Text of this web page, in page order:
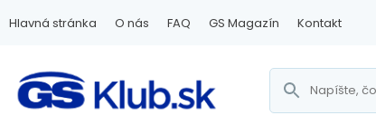
Hlavná stránka O nás FAQ GS Magazín Kontakt